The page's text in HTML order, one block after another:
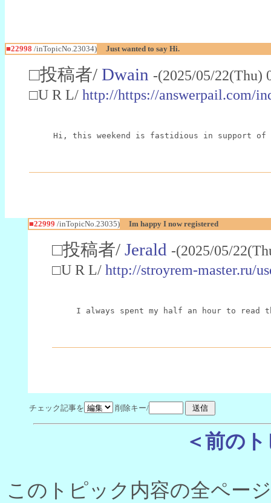
■22998 /inTopicNo.23034) Just wanted to say Hi.
□投稿者/ Dwain -(2025/05/
□U R L/ http://https://answerpail.com/
Hi, this weekend is fastidious in support of
■22999 /inTopicNo.23035) Im happy I now registered
□投稿者/ Jerald -(2025/05/
□U R L/ http://stroyrem-master.ru/
I always spent my half an hour to
チェック記事を 削除キー/
＜前の
このトピック内容の全ペー